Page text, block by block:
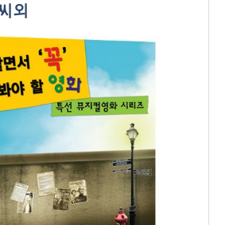
외